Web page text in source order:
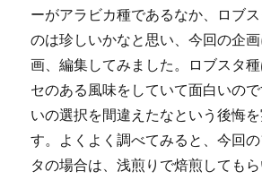
ーがアラビカ種であるなか、ロブ
のは珍しいかなと思い、今回の企
画、編集してみました。ロブスタ
セのある風味をしていて面白いの
いの選択を間違えたなという後悔
す。よくよく調べてみると、今回
タの場合は、浅煎りで焙煎しても